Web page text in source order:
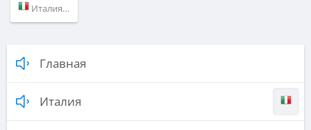
Италия (Реджо-Эмилия)
Главная
Италия